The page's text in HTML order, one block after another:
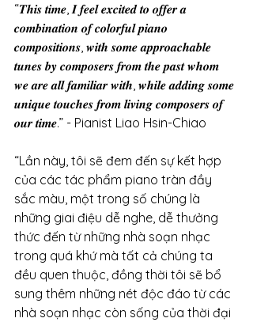
“𝑻𝒉𝒊𝒔 𝒕𝒊𝒎𝒆, 𝑰 𝒇𝒆𝒆𝒍 𝒆𝒙𝒄𝒊𝒕𝒆𝒅 𝒕𝒐 𝒐𝒇𝒇𝒆𝒓 𝒂
𝒄𝒐𝒎𝒃𝒊𝒏𝒂𝒕𝒊𝒐𝒏 𝒐𝒇 𝒄𝒐𝒍𝒐𝒓𝒇𝒖𝒍 𝒑𝒊𝒂𝒏𝒐
𝒄𝒐𝒎𝒑𝒐𝒔𝒊𝒕𝒊𝒐𝒏𝒔, 𝒘𝒊𝒕𝒉 𝒔𝒐𝒎𝒆 𝒂𝒑𝒑𝒓𝒐𝒂𝒄𝒉𝒂𝒃𝒍𝒆
𝒕𝒖𝒏𝒆𝒔 𝒃𝒚 𝒄𝒐𝒎𝒑𝒐𝒔𝒆𝒓𝒔 𝒇𝒓𝒐𝒎 𝒕𝒉𝒆 𝒑𝒂𝒔𝒕 𝒘𝒉𝒐𝒎
𝒘𝒆 𝒂𝒓𝒆 𝒂𝒍𝒍 𝒇𝒂𝒎𝒊𝒍𝒊𝒂𝒓 𝒘𝒊𝒕𝒉, 𝒘𝒉𝒊𝒍𝒆 𝒂𝒅𝒅𝒊𝒏𝒈 𝒔𝒐𝒎𝒆
𝒖𝒏𝒊𝒒𝒖𝒆 𝒕𝒐𝒖𝒄𝒉𝒆𝒔 𝒇𝒓𝒐𝒎 𝒍𝒊𝒗𝒊𝒏𝒈 𝒄𝒐𝒎𝒑𝒐𝒔𝒆𝒓𝒔 𝒐𝒇
𝒐𝒖𝒓 𝒕𝒊𝒎𝒆.” - Pianist Liao Hsin-Chiao
“Lần này, tôi sẽ đem đến sự kết hợp
của các tác phẩm piano tràn đầy
sắc màu, một trong số chúng là
những giai điệu dễ nghe, dễ thưởng
thức đến từ những nhà soạn nhạc
trong quá khứ mà tất cả chúng ta
đều quen thuộc, đồng thời tôi sẽ bổ
sung thêm những nét độc đáo từ các
nhà soạn nhạc còn sống của thời đại